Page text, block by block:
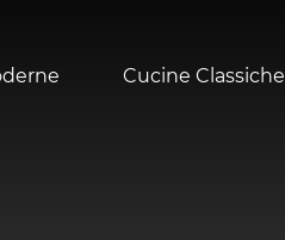
Cucine Classiche